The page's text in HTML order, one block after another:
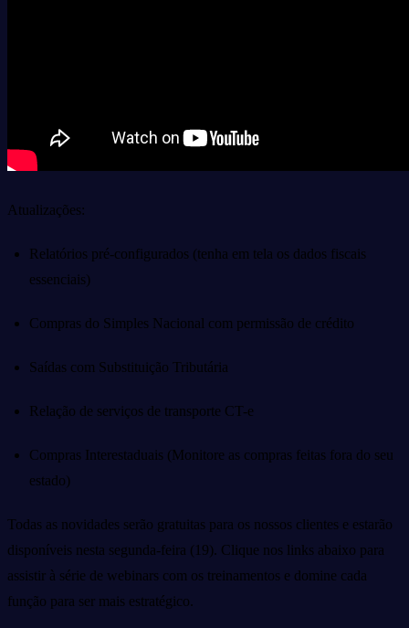
Atualizações:
Relatórios pré-configurados (tenha em tela os dados fiscais
essenciais)
Compras do Simples Nacional com permissão de crédito
Saídas com Substituição Tributária
Relação de serviços de transporte CT-e
Compras Interestaduais (Monitore as compras feitas fora do seu
estado)
Todas as novidades serão gratuitas para os nossos clientes e estarão
disponíveis nesta segunda-feira (19). Clique nos links abaixo para
assistir à série de webinars com os treinamentos e domine cada
função para ser mais estratégico.